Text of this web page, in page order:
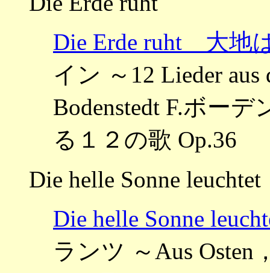
Die Erde ruht 大地
イン ～12 Lieder aus
Bodenstedt F.ボー
る１２の歌 Op.36
Die helle Sonne leuchtet
Die helle Sonne
ランツ ～Aus Osten